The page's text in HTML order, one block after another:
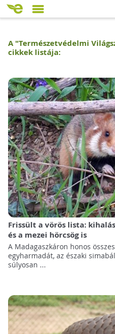
A "Természetvédelmi
cikkek listája:
Frissült a vörös lista:
és a mezei hörcsög is
A Madagaszkáron honos
egyharmadát, az északi
súlyosan ...